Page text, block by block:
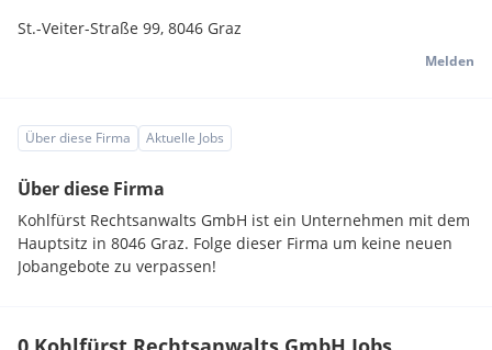
St.-Veiter-Straße 99, 8046 Graz
Melden
Über diese Firma Aktuelle Jobs
Über diese Firma
Kohlfürst Rechtsanwalts GmbH ist ein Unternehmen mit dem
Hauptsitz in 8046 Graz. Folge dieser Firma um keine neuen
Jobangebote zu verpassen!